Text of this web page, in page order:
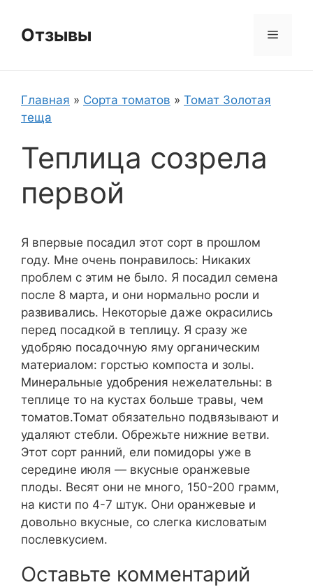
содержимому
Отзывы Меню
Главная » Сорта томатов » Томат Золотая
теща
Теплица созрела
первой
Я впервые посадил этот сорт в прошлом
году. Мне очень понравилось: Никаких
проблем с этим не было. Я посадил семена
после 8 марта, и они нормально росли и
развивались. Некоторые даже окрасились
перед посадкой в теплицу. Я сразу же
удобряю посадочную яму органическим
материалом: горстью компоста и золы.
Минеральные удобрения нежелательны: в
теплице то на кустах больше травы, чем
томатов.Томат обязательно подвязывают и
удаляют стебли. Обрежьте нижние ветви.
Этот сорт ранний, ели помидоры уже в
середине июля — вкусные оранжевые
плоды. Весят они не много, 150-200 грамм,
на кисти по 4-7 штук. Они оранжевые и
довольно вкусные, со слегка кисловатым
послевкусием.
Оставьте комментарий